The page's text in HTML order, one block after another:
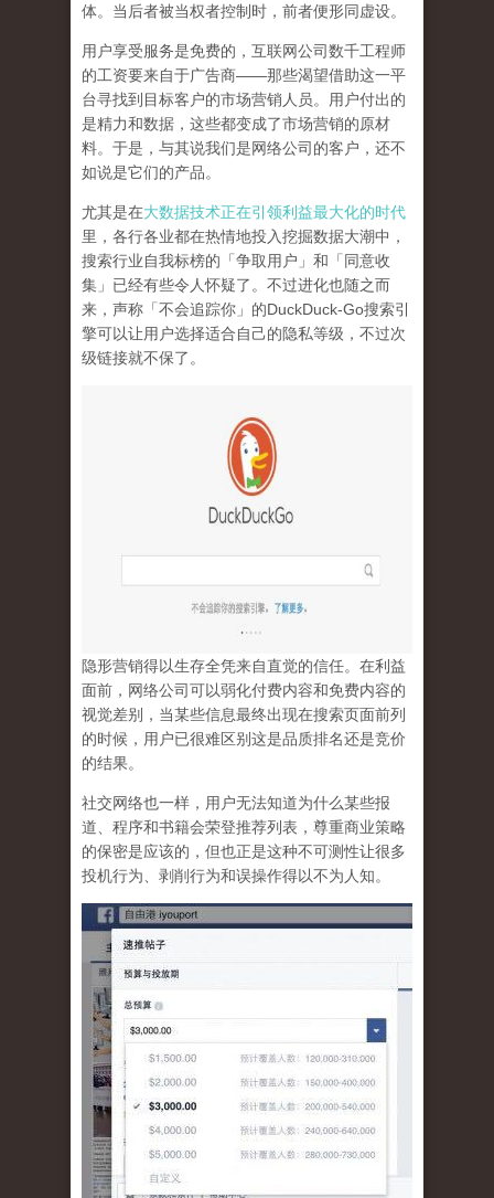
体。 当后者被当权者控制时，前者便形同虚设。
用户享受服务是免费的，互联网公司数千工程师
的工资要来自于广告商——那些渴望借助这一平
台寻找到目标客户的市场营销人员。用户付出的
是精力和数据，这些都变成了市场营销的原材
料。于是， 与其说我们是网络公司的客户，还不
如说是它们的产品。
尤其是在大数据技术正在引领利益最大化的时代
里，各行各业都在热情地投入挖掘数据大潮中，
搜索行业自我标榜的「争取用户」和「同意收
集」已经有些令人怀疑了。不过进化也随之而
来，声称「不会追踪你」的DuckDuck-Go搜索引
擎可以让用户选择适合自己的隐私等级，不过次
级链接就不保了。
隐形营销得以生存全凭来自直觉的信任。在利益
面前，网络公司可以弱化付费内容和免费内容的
视觉差别，当某些信息最终出现在搜索页面前列
的时候，用户已很难区别这是品质排名还是竞价
的结果。
社交网络也一样， 用户无法知道为什么某些报
道、程序和书籍会荣登推荐列表，尊重商业策略
的保密是应该的，但也正是这种不可测性让很多
投机行为、剥削行为和误操作得以不为人知。